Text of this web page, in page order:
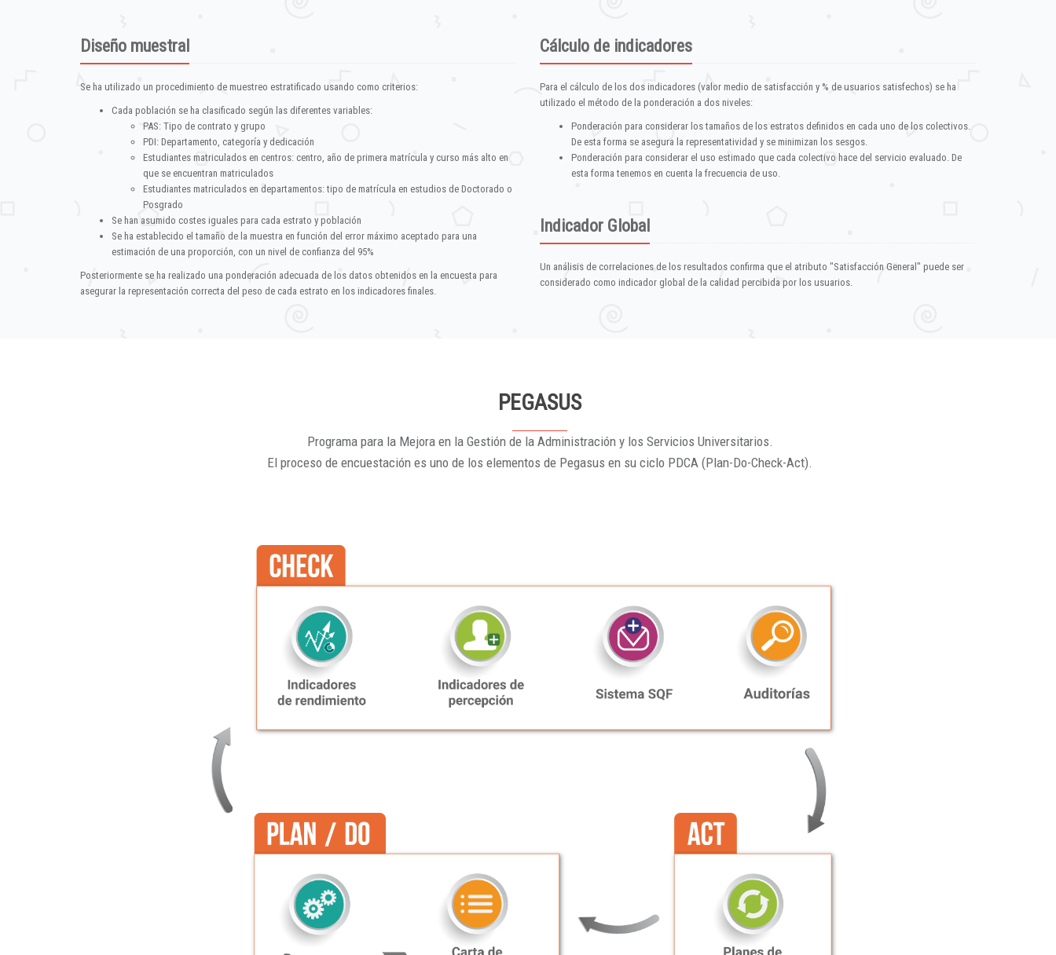
Diseño muestral
Se ha utilizado un procedimiento de muestreo estratificado usando como criterios:
Cada población se ha clasificado según las diferentes variables:
PAS: Tipo de contrato y grupo
PDI: Departamento, categoría y dedicación
Estudiantes matriculados en centros: centro, año de primera matrícula y curso más alto en
que se encuentran matriculados
Estudiantes matriculados en departamentos: tipo de matrícula en estudios de Doctorado o
Posgrado
Se han asumido costes iguales para cada estrato y población
Se ha establecido el tamaño de la muestra en función del error máximo aceptado para una
estimación de una proporción, con un nivel de confianza del 95%
Posteriormente se ha realizado una ponderación adecuada de los datos obtenidos en la encuesta para
asegurar la representación correcta del peso de cada estrato en los indicadores finales.
Cálculo de indicadores
Para el cálculo de los dos indicadores (valor medio de satisfacción y % de usuarios satisfechos) se ha
utilizado el método de la ponderación a dos niveles:
Ponderación para considerar los tamaños de los estratos definidos en cada uno de los colectivos.
De esta forma se asegura la representatividad y se minimizan los sesgos.
Ponderación para considerar el uso estimado que cada colectivo hace del servicio evaluado. De
esta forma tenemos en cuenta la frecuencia de uso.
Indicador Global
Un análisis de correlaciones de los resultados confirma que el atributo "Satisfacción General" puede ser
considerado como indicador global de la calidad percibida por los usuarios.
PEGASUS
Programa para la Mejora en la Gestión de la Administración y los Servicios Universitarios.
El proceso de encuestación es uno de los elementos de Pegasus en su ciclo PDCA (Plan-Do-Check-Act).